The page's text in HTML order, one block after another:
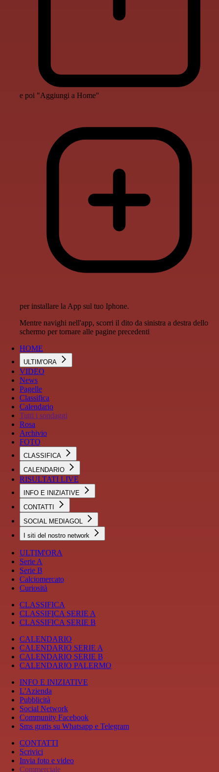
e poi "Aggiungi a Home"
per installare la App sul tuo Iphone.
Mentre navighi nell'app, scorri il dito da sinistra a destra dello
schermo per tornare alle pagine precedenti
HOME
ULTIM'ORA
VIDEO
News
Pagelle
Classifica
Calendario
Tutti i sondaggi
Rosa
Archivio
FOTO
CLASSIFICA
CALENDARIO
RISULTATI LIVE
INFO E INIZIATIVE
CONTATTI
SOCIAL MEDIAGOL
I siti del nostro network
ULTIM'ORA
Serie A
Serie B
Calciomercato
Curiosità
CLASSIFICA
CLASSIFICA SERIE A
CLASSIFICA SERIE B
CALENDARIO
CALENDARIO SERIE A
CALENDARIO SERIE B
CALENDARIO PALERMO
INFO E INIZIATIVE
L'Azienda
Pubblicità
Social Network
Community Facebook
Sms gratis su Whatsapp e Telegram
CONTATTI
Scrivici
Invia foto e video
Commerciale